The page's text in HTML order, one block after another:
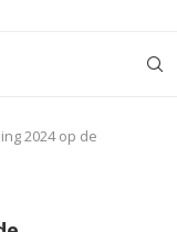
2024 op de